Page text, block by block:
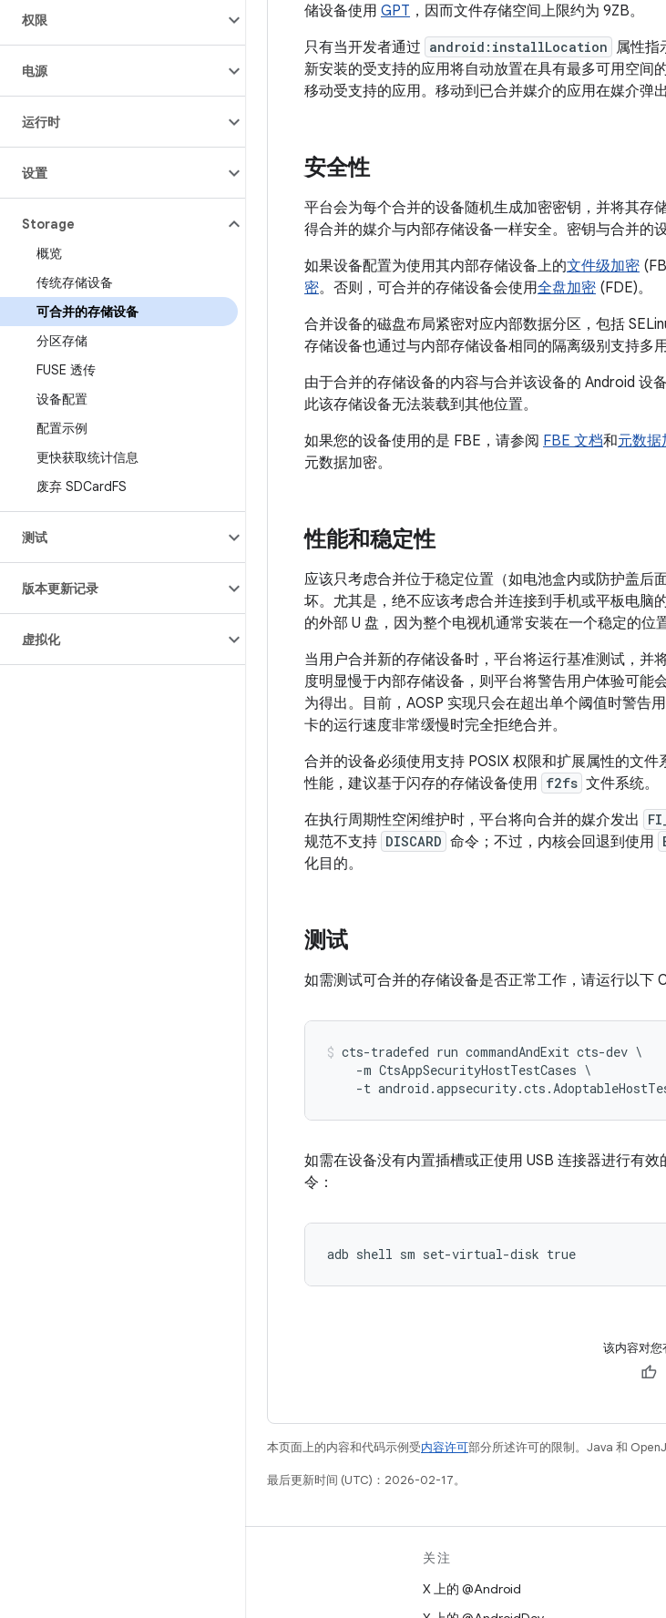
权限
电源
运行时
设置
Storage
概览
传统存储设备
可合并的存储设备
分区存储
FUSE 透传
设备配置
配置示例
更快获取统计信息
废弃 SDCardFS
测试
版本更新记录
虚拟化
储设备使用 GPT ，因而文件存储空间上限约为 9ZB。
只有当开发者通过 android:installLocation 属性指
新安装的受支持的应用将自动放置在具有最多可用空间
移动受支持的应用。移动到已合并媒介的应用在媒介弹
安全性
平台会为每个合并的设备随机生成加密密钥，并将其存
得合并的媒介与内部存储设备一样安全。密钥与合并的
如果设备配置为使用其内部存储设备上的文件级加密
密。否则，可合并的存储设备会使用全盘加密 (FDE)。
合并设备的磁盘布局紧密对应内部数据分区，包括
存储设备也通过与内部存储设备相同的隔离级别支持多用
由于合并的存储设备的内容与合并该设备的 Android 设
此该存储设备无法装载到其他位置。
如果您的设备使用的是 FBE，请参阅 FBE 文档和元数据
元数据加密。
性能和稳定性
应该只考虑合并位于稳定位置（如电池盒内或防护盖后
坏。尤其是，绝不应该考虑合并连接到手机或平板电脑
的外部 U 盘，因为整个电视机通常安装在一个稳定的位置
当用户合并新的存储设备时，平台将运行基准测试，并
度明显慢于内部存储设备，则平台将警告用户体验可能
为得出。目前，AOSP 实现只会在超出单个阈值时警告
卡的运行速度非常缓慢时完全拒绝合并。
合并的设备必须使用支持 POSIX 权限和扩展属性的文件
性能，建议基于闪存的存储设备使用 f2fs 文件系统。
在执行周期性空闲维护时，平台将向合并的媒介发出
规范不支持 DISCARD 命令；不过，内核会回退到使用
化目的。
测试
如需测试可合并的存储设备是否正常工作，请运行以下
cts-tradefed run commandAndExit cts-dev \
    -m CtsAppSecurityHostTestCases \
-t
如需在设备没有内置插槽或正使用 USB 连接器进行有
令：
adb shell sm set-virtual-disk true
该内容对您
本页面上的内容和代码示例受内容许可部分所述许可的限制。Java 和
最后更新时间 (UTC)：2026-02-17。
关注
X 上的 @Android